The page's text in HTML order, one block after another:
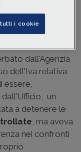
dall'Agenzia
dell'Iva relativa
essere,
un
a detenere le
, ma aveva
nei confronti
i cookie